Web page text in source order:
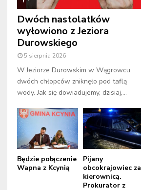
Dwóch nastolatków
wyłowiono z Jeziora
Durowskiego
5 sierpnia 2026
W Jeziorze Durowskim w Wągrowcu
dwóch chłopców zniknęło pod taflą
wody. Jak się dowiadujemy, dzisiaj,...
Będzie połączenie
Wapna z Kcynią
Pijany
obcokrajowiec za
kierownicą.
Prokurator z